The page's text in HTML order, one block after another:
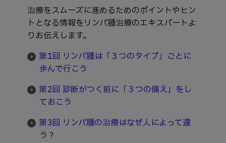
治療をスムーズに進めるためのポイントやヒン
トとなる情報をリンパ腫治療のエキスパートよ
りお伝えします。
第1回 リンパ腫は「３つのタイプ」ごとに
歩んで行こう
第2回 診断がつく前に「３つの備え」をし
ておこう
第3回 リンパ腫の治療はなぜ人によって違
う？